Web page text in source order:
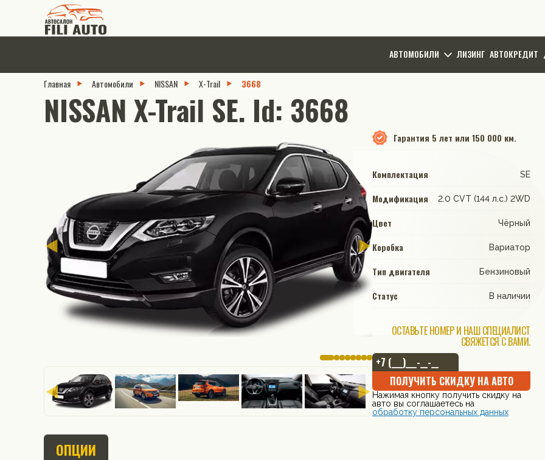
АВТОМОБИЛИ ЛИЗИНГ АВТОКРЕДИТ
Главная Автомобили NISSAN X-Trail 3668
NISSAN X-Trail SE. Id: 3668
Гарантия 5 лет или 150 000 км.
Комплектация SE
Модификация 2.0 CVT (144 л.с.) 2WD
Цвет Чёрный
Коробка Вариатор
Тип двигателя Бензиновый
Статус В наличии
ОСТАВЬТЕ НОМЕР И НАШ СПЕЦИАЛИСТ
СВЯЖЕТСЯ С ВАМИ.
ПОЛУЧИТЬ СКИДКУ НА АВТО
Нажимая кнопку получить скидку на
авто вы соглашаетесь на
обработку персональных данных
ОПЦИИ